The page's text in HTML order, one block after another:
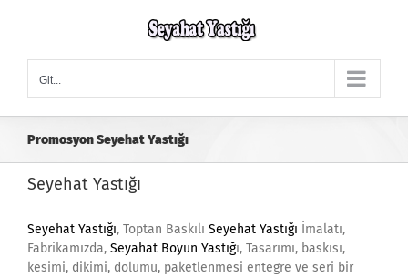
Git...
Promosyon Seyehat Yastığı
Seyehat Yastığı
Seyehat Yastığı, Toptan Baskılı Seyehat Yastığı İmalatı,
Fabrikamızda, Seyahat Boyun Yastığı, Tasarımı, baskısı,
kesimi, dikimi, dolumu, paketlenmesi entegre ve seri bir